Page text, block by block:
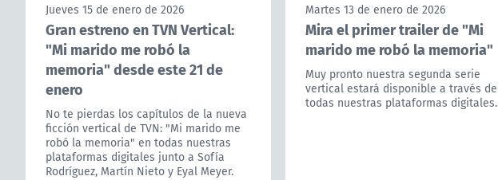
Jueves 15 de enero de 2026
Gran estreno en TVN Vertical:
"Mi marido me robó la
memoria" desde este 21 de
enero
No te pierdas los capítulos de la nueva
ficción vertical de TVN: "Mi marido me
robó la memoria" en todas nuestras
plataformas digitales junto a Sofía
Rodríguez, Martín Nieto y Eyal Meyer.
Martes 13 de enero de 2026
Mira el primer trailer de "Mi
marido me robó la memoria"
Muy pronto nuestra segunda serie
vertical estará disponible a través de
todas nuestras plataformas digitales.